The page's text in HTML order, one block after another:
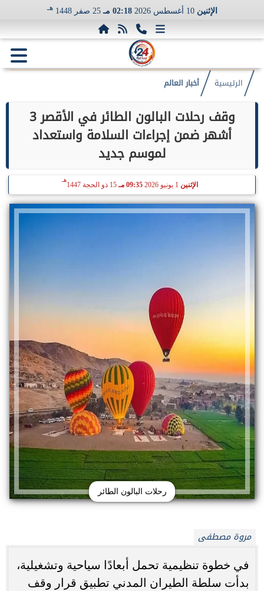
الإثنين 10 أغسطس 2026 02:18 مـ 25 صفر 1448 هـ
الرئيسية أخبار العالم
وقف رحلات البالون الطائر في الأقصر 3
أشهر ضمن إجراءات السلامة واستعداد
لموسم جديد
الإثنين 09:35 مـ 15 ذو الحجة 1447
هـ
رحلات البالون الطائر
مروة مصطفى
في خطوة تنظيمية تحمل أبعادًا سياحية وتشغيلية،
بدأت سلطة الطيران المدني تطبيق قرار وقف